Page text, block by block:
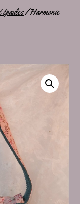
/ Harmonie